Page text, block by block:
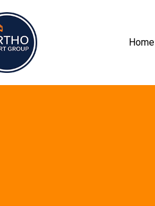
Home